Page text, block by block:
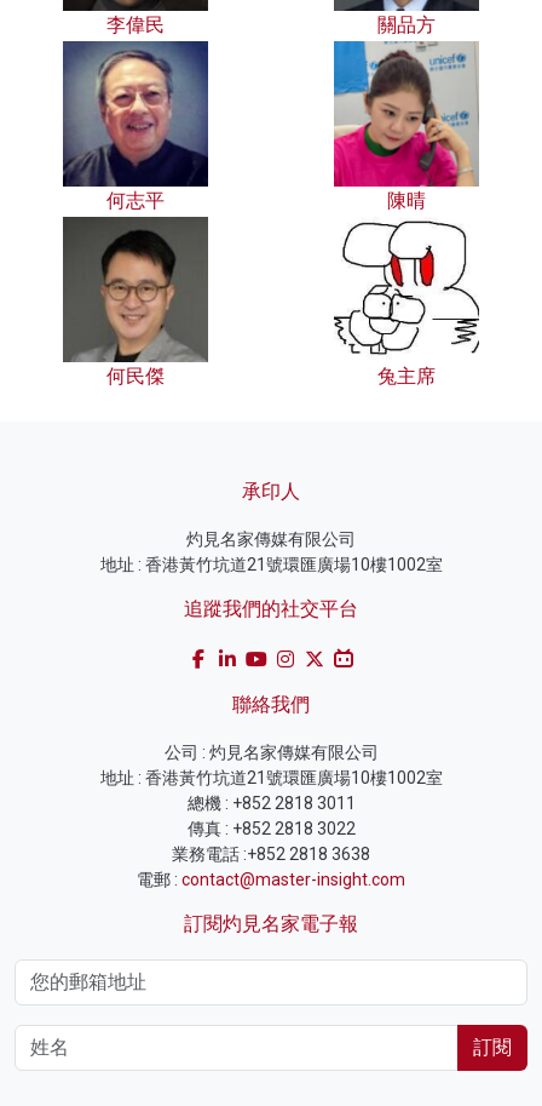
李偉民 關品方
何志平 陳晴
何民傑 兔主席
承印人
灼見名家傳媒有限公司
地址 : 香港黃竹坑道21號環匯廣場10樓1002室
追蹤我們的社交平台
聯絡我們
公司 : 灼見名家傳媒有限公司
地址 : 香港黃竹坑道21號環匯廣場10樓1002室
總機 : +852 2818 3011
傳真 : +852 2818 3022
業務電話 :+852 2818 3638
電郵 : contact@master-insight.com
訂閱灼見名家電子報
訂閱